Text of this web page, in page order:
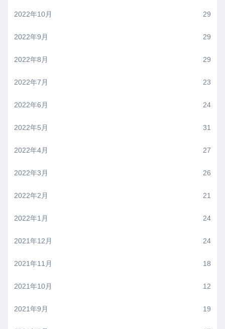
2022年10月 29
2022年9月 29
2022年8月 29
2022年7月 23
2022年6月 24
2022年5月 31
2022年4月 27
2022年3月 26
2022年2月 21
2022年1月 24
2021年12月 24
2021年11月 18
2021年10月 12
2021年9月 19